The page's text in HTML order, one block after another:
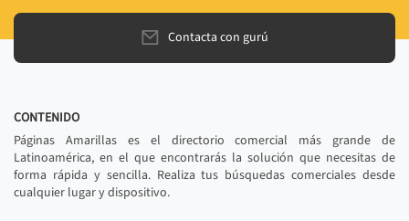
Contacta con gurú
CONTENIDO
Páginas Amarillas es el directorio comercial más grande de
Latinoamérica, en el que encontrarás la solución que necesitas de
forma rápida y sencilla. Realiza tus búsquedas comerciales desde
cualquier lugar y dispositivo.